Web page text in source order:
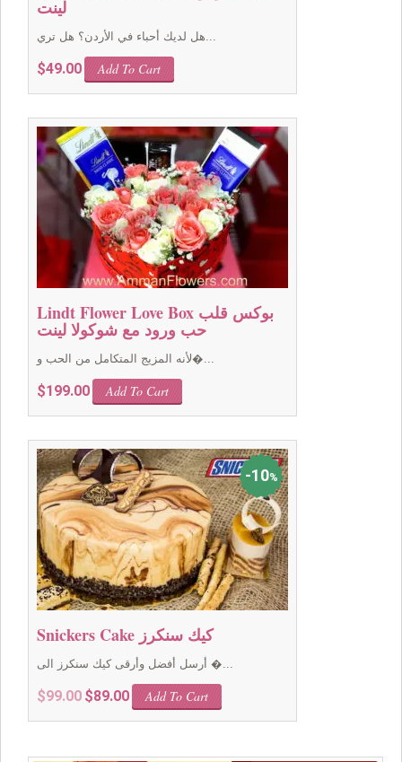
لينت
$49.00 Add To Cart
Lindt Flower Love Box بوكس قلب
حب ورود مع شوكولا لينت
لأنه المزيج المتكامل من الحب و�...
$199.00 Add To Cart
10%
Snickers Cake كيك سنكرز
أرسل أفضل وأرقى كيك سنكرز الى �...
$99.00 Original
$89.00Current
price
Add To Cart